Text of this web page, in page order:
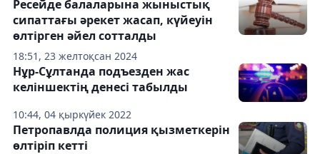
18:51, 23 желтоқсан 2024
Ресейде балаларына жыныстық
сипаттағы әрекет жасап, күйеуін
өлтірген әйел сотталды
10:44, 04 қыркүйек 2022
Нұр-Сұлтанда подъезден жас
келіншектің денесі табылды
Петропавлда полиция қызметкерін
өлтіріп кетті